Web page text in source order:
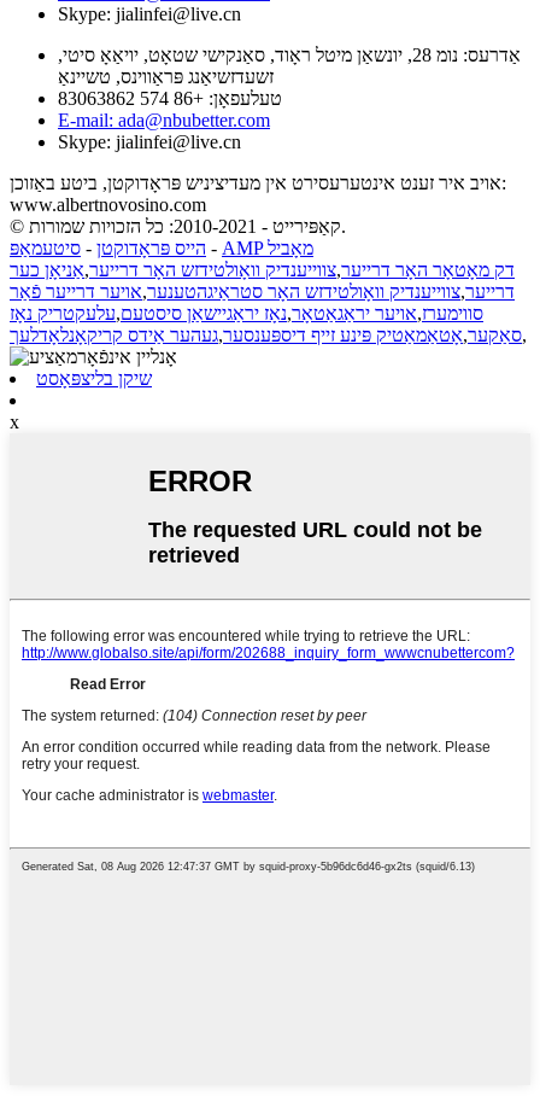
Skype: jialinfei@live.cn
אַדרעס: נומ 28, יונשאַן מיטל ראָוד, סאַנקישי שטאָט, יויאַאָ סיטי,
זשעדזשיאַנג פּראַווינס, טשיינאַ
טעלעפאָן: +86 574 83063862
E-mail: ada@nbubetter.com
Skype: jialinfei@live.cn
אויב איר זענט אינטערעסירט אין מעדיציניש פּראָדוקטן, ביטע באַזוכן:
www.albertnovosino.com
© קאַפּירייט - 2010-2021: כל הזכויות שמורות.
הייס פּראָדוקטן - סיטעמאַפּ -
AMP מאָביל
דק מאָטאָר האָר דרייער,צווייענדיק וואָולטידזש האָר דרייער,אַניאָן כער
דרייער,צווייענדיק וואָולטידזש האָר סטראַיגהטענער,אויער דרייער פֿאַר
סווימערז,אויער יראַגאַטאָר,נאָז יראַגיישאַן סיסטעם,עלעקטריק נאָז
סאַקער,אָטאַמאַטיק פּינע זייף דיספּענסער,געהער אַידס קריקאָנלאָדלעך ,
שיקן בליצפּאָסט
x